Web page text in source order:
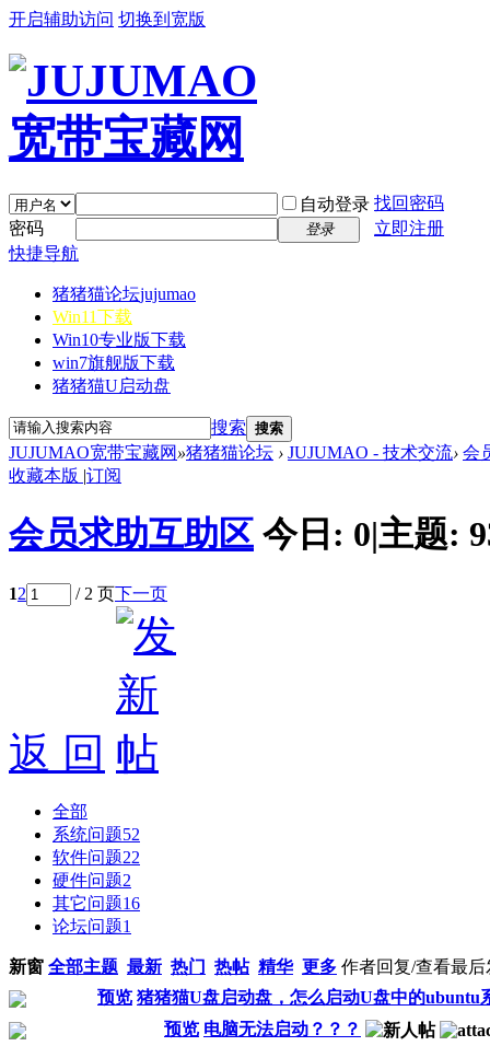
开启辅助访问 切换到宽版
自动登录 找回密码
密码
登录
立即注册
快捷导航
猪猪猫论坛jujumao
Win11下载
Win10专业版下载
win7旗舰版下载
猪猪猫U启动盘
搜索 搜索
JUJUMAO宽带宝藏网 »猪猪猫论坛 › JUJUMAO - 技术交流› 会
收藏本版 |订阅
会员求助互助区 今日: 0|主题:
12 / 2 页下一页
返 回
全部
系统问题52
软件问题22
硬件问题2
其它问题16
论坛问题1
新窗 全部主题 最新 热门 热帖 精华 更多 作者回复/查看最后
预览 猪猪猫U盘启动盘，怎么启动U盘中的ubuntu
预览 电脑无法启动？？？